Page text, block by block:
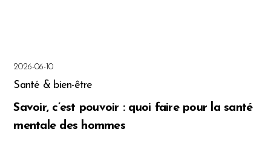
2026-06-10
Santé & bien-être
Savoir, c’est pouvoir : quoi faire pour la santé
mentale des hommes